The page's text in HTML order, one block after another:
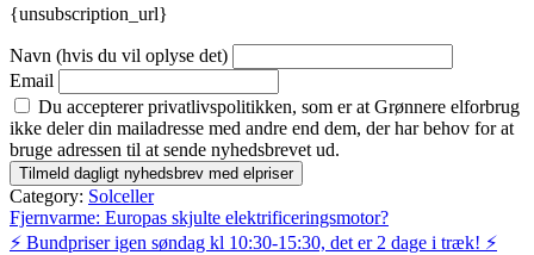
{unsubscription_url}
Navn (hvis du vil oplyse det)
Email
Du accepterer privatlivspolitikken, som er at Grønnere elforbrug
ikke deler din mailadresse med andre end dem, der har behov for at
bruge adressen til at sende nyhedsbrevet ud.
Category: Solceller
Indlægsnavigation
Fjernvarme: Europas skjulte elektrificeringsmotor?
⚡️ Bundpriser igen søndag kl 10:30-15:30, det er 2 dage i træk! ⚡️